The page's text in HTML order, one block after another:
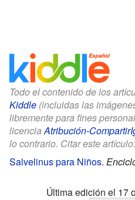
Todo el contenido de los
Kiddle (incluidas las
libremente para fines
licenciaAtribución-
lo contrario. Citar este artículo:
Salvelinus para Niños.
Última edición el 17